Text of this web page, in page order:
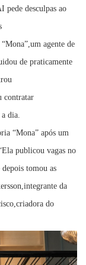
pede desculpas ao
agente de
de praticamente
contratar
dia.
“Mona” após um
publicou vagas no
tomou as
da
do